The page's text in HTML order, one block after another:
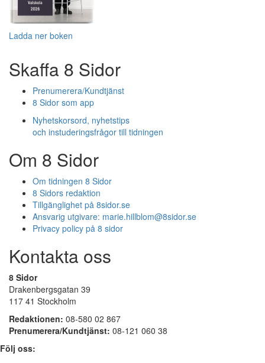
Ladda ner boken
Skaffa 8 Sidor
Prenumerera/Kundtjänst
8 Sidor som app
Nyhetskorsord, nyhetstips
och instuderingsfrågor till tidningen
Om 8 Sidor
Om tidningen 8 Sidor
8 Sidors redaktion
Tillgänglighet på 8sidor.se
Ansvarig utgivare: marie.hillblom@8sidor.se
Privacy policy på 8 sidor
Kontakta oss
8 Sidor
Drakenbergsgatan 39
117 41 Stockholm
Redaktionen: 08-580 02 867
Prenumerera/Kundtjänst: 08-121 060 38
Följ oss: